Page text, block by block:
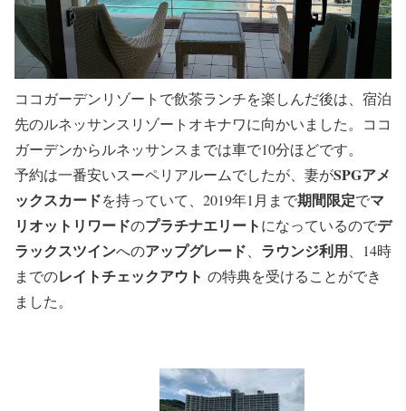
ココガーデンリゾートで飲茶ランチを楽しんだ後は、宿泊
先のルネッサンスリゾートオキナワに向かいました。ココ
ガーデンからルネッサンスまでは車で10分ほどです。
予約は一番安いスーペリアルームでしたが、妻がSPGアメ
ックスカードを持っていて、2019年1月まで期間限定でマ
リオットリワードのプラチナエリートになっているのでデ
ラックスツインへのアップグレード ラウンジ利用 、14時
までのレイトチェックアウト の特典を受けることができ
ました。